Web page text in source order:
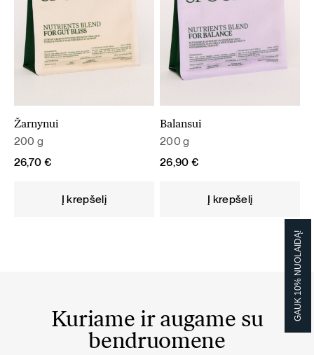
Žarnynui
200 g
26,70 €
Į krepšelį
Balansui
200 g
26,90 €
Į krepšelį
Kuriame ir augame su
bendruomene
GAUK 10% NUOLAIDĄ!